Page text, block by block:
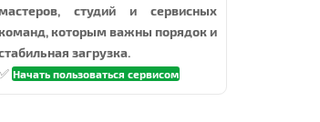
студий и сервисных
команд, которым важны порядок и
загрузка.
Начать пользоваться сервисом